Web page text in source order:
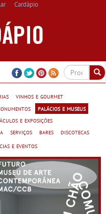
Cardápio
vinhos e gourmet
palácios e museus
e exposições
serviços bares
discotecas
e eventos